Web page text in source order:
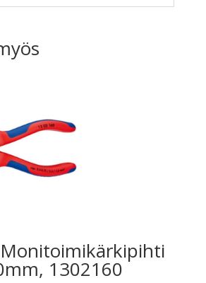
Monitoimikärkipihti
1302160